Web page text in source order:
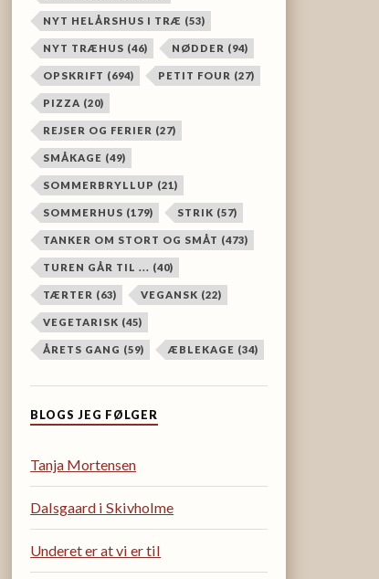
NYT HELÅRSHUS I TRÆ (53)
NYT TRÆHUS (46) NØDDER (94)
OPSKRIFT (694) PETIT FOUR (27)
PIZZA (20)
REJSER OG FERIER (27)
SMÅKAGE (49)
SOMMERBRYLLUP (21)
SOMMERHUS (179) STRIK (57)
TANKER OM STORT OG SMÅT (473)
TUREN GÅR TIL ... (40)
TÆRTER (63) VEGANSK (22)
VEGETARISK (45)
ÅRETS GANG (59) ÆBLEKAGE (34)
BLOGS JEG FØLGER
Tanja Mortensen
Dalsgaard i Skivholme
Underet er at vi er til